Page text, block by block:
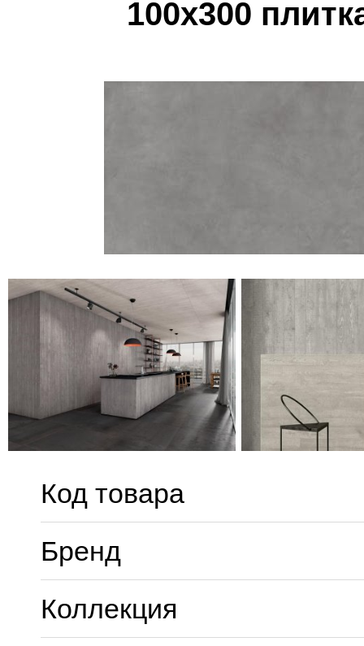
100x300
Код товара
Бренд
Коллекция